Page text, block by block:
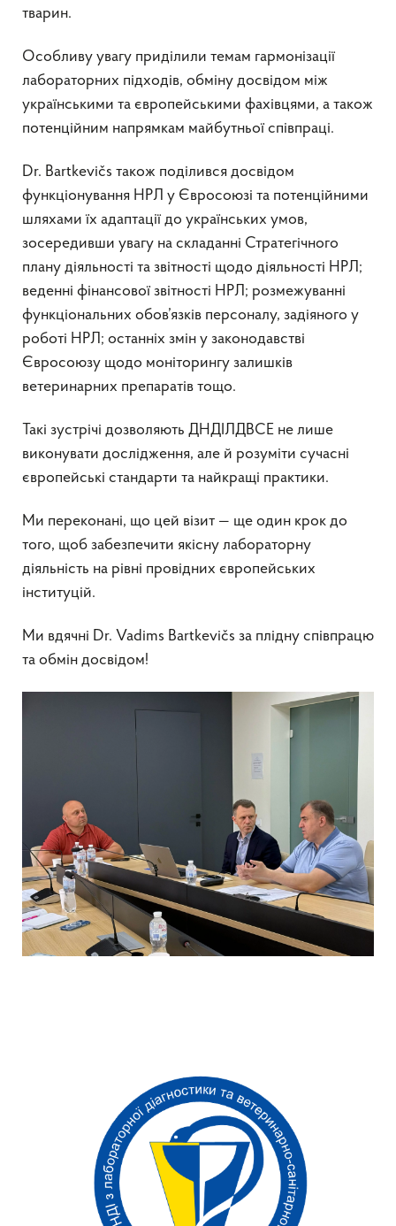
тварин.
Особливу увагу приділили темам гармонізації
лабораторних підходів, обміну досвідом між
українськими та європейськими фахівцями, а також
потенційним напрямкам майбутньої співпраці.
Dr. Bartkevičs також поділився досвідом
функціонування НРЛ у Євросоюзі та потенційними
шляхами їх адаптації до українських умов,
зосередивши увагу на складанні Стратегічного
плану діяльності та звітності щодо діяльності НРЛ;
веденні фінансової звітності НРЛ; розмежуванні
функціональних обов’язків персоналу, задіяного у
роботі НРЛ; останніх змін у законодавстві
Євросоюзу щодо моніторингу залишків
ветеринарних препаратів тощо.
Такі зустрічі дозволяють ДНДІЛДВСЕ не лише
виконувати дослідження, але й розуміти сучасні
європейські стандарти та найкращі практики.
Ми переконані, що цей візит — ще один крок до
того, щоб забезпечити якісну лабораторну
діяльність на рівні провідних європейських
інституцій.
Ми вдячні Dr. Vadims Bartkevičs за плідну співпрацю
та обмін досвідом!